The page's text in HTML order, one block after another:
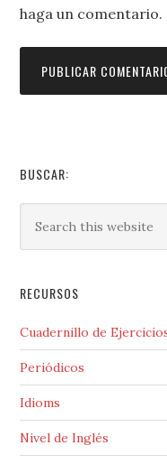
haga un comentario.
BUSCAR:
RECURSOS
Cuadernillo de
Periódicos
Idioms
Nivel de Inglés